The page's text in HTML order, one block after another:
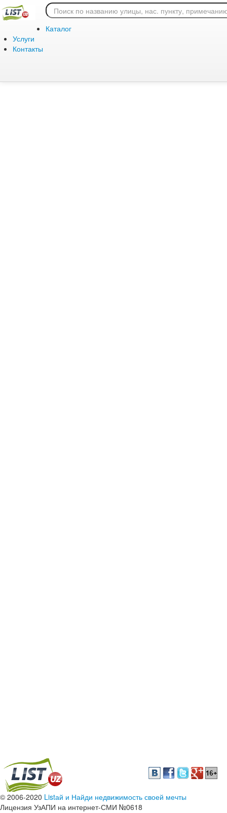
Каталог
Услуги
Контакты
Ошибка 404: страница
© 2006-2020 Listай и Найди недвижимость своей мечты
Лицензия УзАПИ на интернет-СМИ №0618